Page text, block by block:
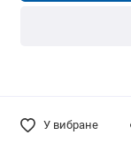
У вибране